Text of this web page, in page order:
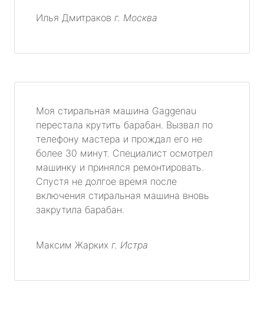
Илья Дмитраков г. Москва
Моя стиральная машина Gaggenau
перестала крутить барабан. Вызвал по
телефону мастера и прождал его не
более 30 минут. Специалист осмотрел
машинку и принялся ремонтировать.
Спустя не долгое время после
включения стиральная машина вновь
закрутила барабан.
Максим Жарких г. Истра